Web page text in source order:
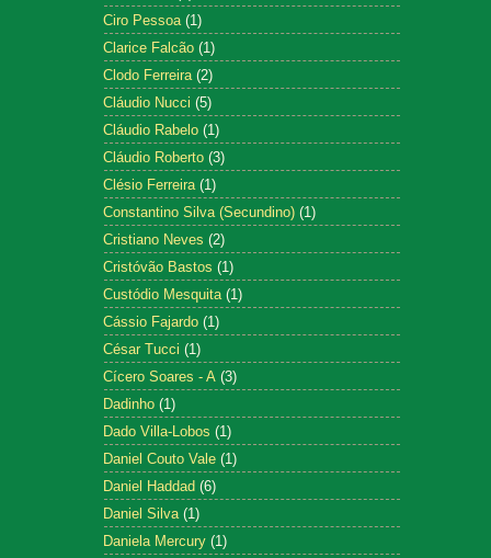
Ciro Pessoa (1)
Clarice Falcão (1)
Clodo Ferreira (2)
Cláudio Nucci (5)
Cláudio Rabelo (1)
Cláudio Roberto (3)
Clésio Ferreira (1)
Constantino Silva (Secundino) (1)
Cristiano Neves (2)
Cristóvão Bastos (1)
Custódio Mesquita (1)
Cássio Fajardo (1)
César Tucci (1)
Cícero Soares - A (3)
Dadinho (1)
Dado Villa-Lobos (1)
Daniel Couto Vale (1)
Daniel Haddad (6)
Daniel Silva (1)
Daniela Mercury (1)